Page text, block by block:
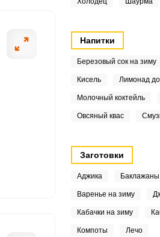
Напитки
Березовый сок на зиму
Кисель Лимонад
Молочный коктейль
Овсяный квас
Заготовки
Аджика
Варенье на зиму
Кабачки на зиму
Компоты Лечо